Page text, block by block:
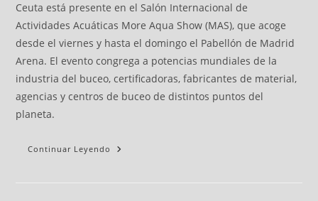
Ceuta está presente en el Salón Internacional de
Actividades Acuáticas More Aqua Show (MAS), que acoge
desde el viernes y hasta el domingo el Pabellón de Madrid
Arena. El evento congrega a potencias mundiales de la
industria del buceo, certificadoras, fabricantes de material,
agencias y centros de buceo de distintos puntos del
planeta.
Continuar Leyendo